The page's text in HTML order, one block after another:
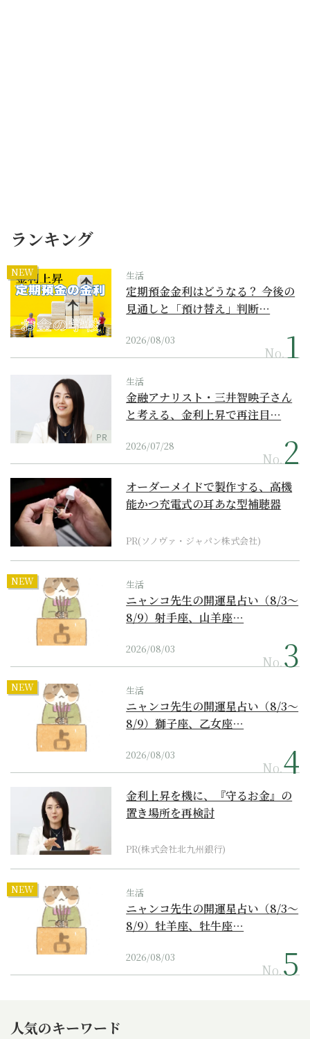
ランキング
NEW 生活
定期預金金利はどうなる？ 今後の
見通しと「預け替え」判断…
2026/08/03
No.
PR
生活
金融アナリスト・三井智映子さん
と考える、金利上昇で再注目…
2026/07/28
No.
オーダーメイドで製作する、高機
能かつ充電式の耳あな型補聴器
PR(ソノヴァ・ジャパン株式会社)
NEW 生活
ニャンコ先生の開運星占い（8/3～
8/9）射手座、山羊座…
2026/08/03
No.
NEW 生活
ニャンコ先生の開運星占い（8/3～
8/9）獅子座、乙女座…
2026/08/03
No.
金利上昇を機に、『守るお金』の
置き場所を再検討
PR(株式会社北九州銀行)
NEW 生活
ニャンコ先生の開運星占い（8/3～
8/9）牡羊座、牡牛座…
2026/08/03
No.
人気のキーワード